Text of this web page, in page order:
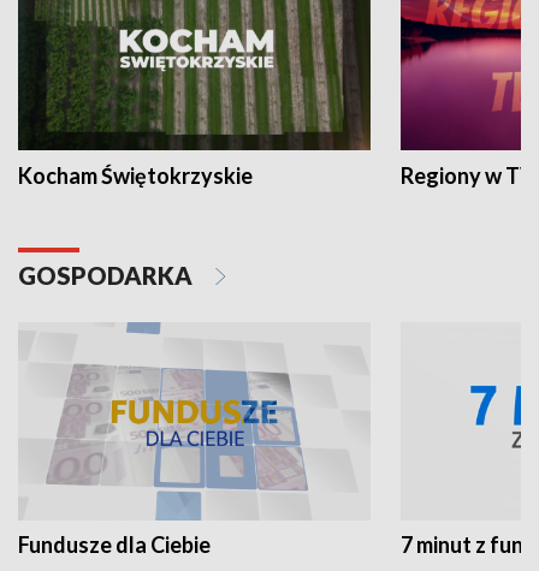
Kocham Świętokrzyskie Regiony w
GOSPODARKA
Fundusze dla Ciebie 7 minut z